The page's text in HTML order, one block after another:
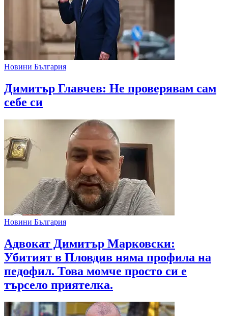
Новини България
Димитър Главчев: Не проверявам сам
себе си
Новини България
Адвокат Димитър Марковски:
Убитият в Пловдив няма профила на
педофил. Това момче просто си е
търсело приятелка.